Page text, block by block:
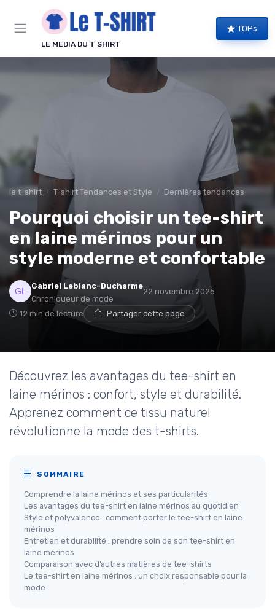
LE MEDIA DU T SHIRT
TOPs
le t-shirt T-shirt Tendances et Style Dernières tendances
Pourquoi choisir un tee-shirt
en laine mérinos pour un
style moderne et confortable
Gabriel Leblanc-Ducharme
Chroniqueur de mode
22 novembre 2025
12 min de lecture Partager cette page
Découvrez les avantages du tee-shirt en
laine mérinos : confort, style et durabilité.
Apprenez comment ce tissu naturel
révolutionne la mode des t-shirts.
SOMMAIRE
Comprendre la laine mérinos et ses particularités
Les avantages du tee-shirt en laine mérinos au quotidien
Style et polyvalence : comment porter le tee-shirt en laine
mérinos
Entretien et durabilité : prendre soin de son tee-shirt en
laine mérinos
Comparaison avec d’autres matières de tee-shirts
Le tee-shirt en laine mérinos : un choix responsable pour la
mode
Panneau de gestion des cookies